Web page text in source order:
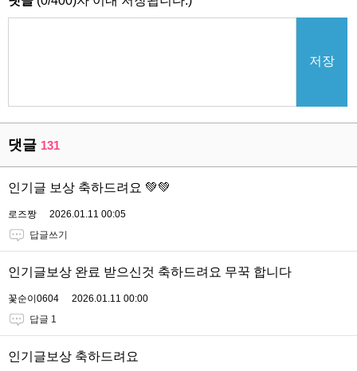
저장
댓글 131
인기글 보상 축하드려요 💚💚
로즈짱
2026.01.11 00:05
답글쓰기
인기글보상 완료 받으신것 축하드려요 무꾹 합니다
꽃순이0604
2026.01.11 00:00
답글 1
인기글보상 축하드려요